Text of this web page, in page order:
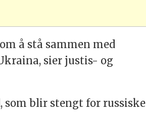
å stå sammen med
sier justis- og
som blir stengt for russiske